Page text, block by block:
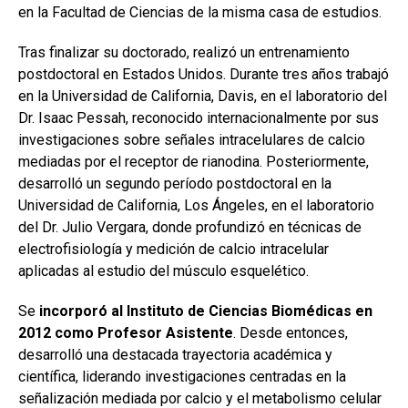
en la Facultad de Ciencias de la misma casa de estudios.
Tras finalizar su doctorado, realizó un entrenamiento
postdoctoral en Estados Unidos. Durante tres años trabajó
en la Universidad de California, Davis, en el laboratorio del
Dr. Isaac Pessah, reconocido internacionalmente por sus
investigaciones sobre señales intracelulares de calcio
mediadas por el receptor de rianodina. Posteriormente,
desarrolló un segundo período postdoctoral en la
Universidad de California, Los Ángeles, en el laboratorio
del Dr. Julio Vergara, donde profundizó en técnicas de
electrofisiología y medición de calcio intracelular
aplicadas al estudio del músculo esquelético.
Se incorporó al Instituto de Ciencias Biomédicas en
2012 como Profesor Asistente. Desde entonces,
desarrolló una destacada trayectoria académica y
científica, liderando investigaciones centradas en la
señalización mediada por calcio y el metabolismo celular